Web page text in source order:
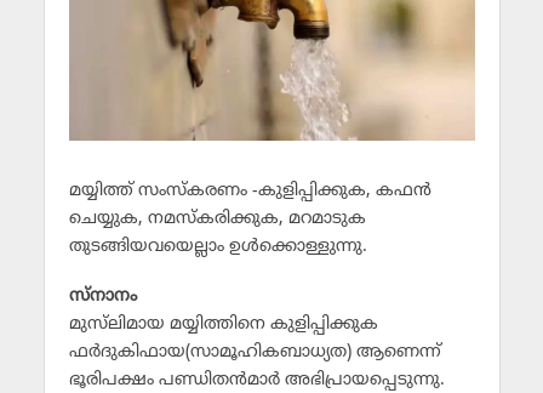
മയ്യിത്ത് സംസ്‌കരണം -കുളിപ്പിക്കുക, കഫന്‍
ചെയ്യുക, നമസ്‌കരിക്കുക, മറമാടുക
തുടങ്ങിയവയെല്ലാം ഉള്‍ക്കൊള്ളുന്നു.
സ്‌നാനം
മുസ്‌ലിമായ മയ്യിത്തിനെ കുളിപ്പിക്കുക
ഫര്‍ദുകിഫായ(സാമൂഹികബാധ്യത) ആണെന്ന്
ഭൂരിപക്ഷം പണ്ഡിതന്‍മാര്‍ അഭിപ്രായപ്പെടുന്നു.